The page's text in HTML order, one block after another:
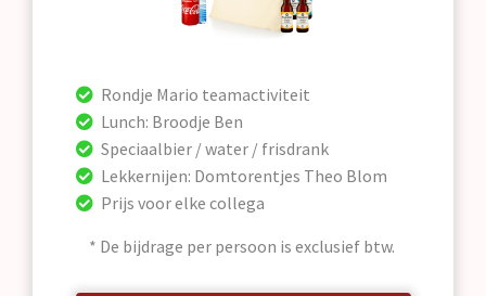
Rondje Mario teamactiviteit
Lunch: Broodje Ben
Speciaalbier / water / frisdrank
Lekkernijen: Domtorentjes Theo Blom
Prijs voor elke collega
* De bijdrage per persoon is exclusief btw.